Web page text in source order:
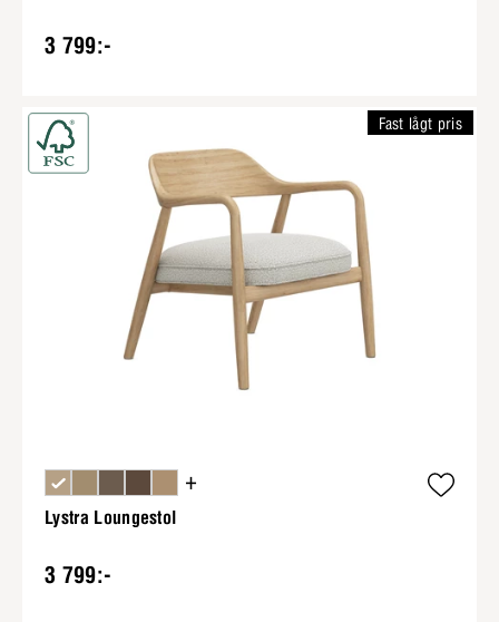
3 799:-
+
Lystra Loungestol
3 799:-
Fast lågt pris